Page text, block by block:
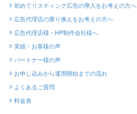
初めてリスティング広告の導入をお考えの方へ
広告代理店の乗り換えをお考えの方へ
広告代理店様・HP制作会社様へ
実績・お客様の声
パートナー様の声
お申し込みから運用開始までの流れ
よくあるご質問
料金表